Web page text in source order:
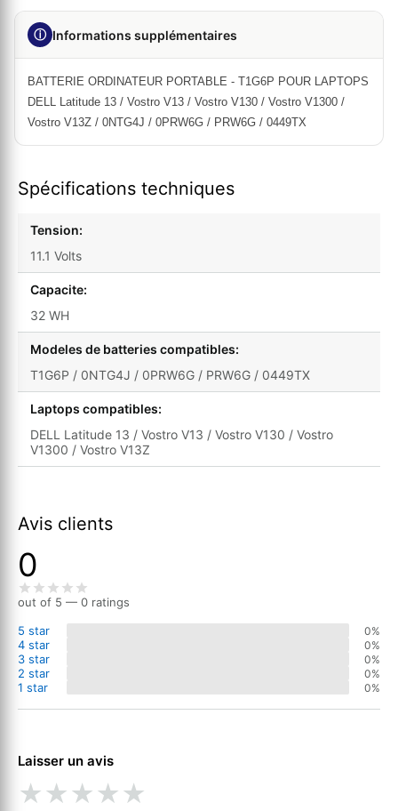
ⓘ Informations supplémentaires
BATTERIE ORDINATEUR PORTABLE - T1G6P POUR LAPTOPS
DELL Latitude 13 / Vostro V13 / Vostro V130 / Vostro V1300 /
Vostro V13Z / 0NTG4J / 0PRW6G / PRW6G / 0449TX
Spécifications techniques
Tension:
11.1 Volts
Capacite:
32 WH
Modeles de batteries compatibles:
T1G6P / 0NTG4J / 0PRW6G / PRW6G / 0449TX
Laptops compatibles:
DELL Latitude 13 / Vostro V13 / Vostro V130 / Vostro
V1300 / Vostro V13Z
Avis clients
0
out of 5 — 0 ratings
5 star
0%
4 star 0%
3 star 0%
2 star 0%
1 star 0%
Laisser un avis
★★★★★